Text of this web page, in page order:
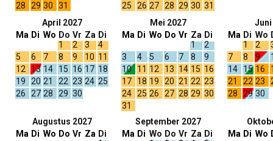
28
29 30 31
25
26 27 28 29 30 31
April 2027
Ma Di Wo Do
1
Vr
2
Za
3
Di
4
5
6 7 8 9 10 11
12
13 14 15 16 17 18
19
20 21 22 23 24 25
26
27 28 29 30
Mei 2027
Ma Di Wo Do Vr Za
1
Di
2
3
4 5 6 7 8
9
10
11 12 13 14 15 16
17
18 19 20 21 22 23
24 25 26 27 28 29 30
31
Juni
Ma Di
1
Wo
2
7
8 9
14
15 16
21
22 23
28
29 30
Augustus 2027
Ma Di Wo Do Vr Za Di
September 2027
Ma Di Wo Do Vr Za Di
Ma Di Wo